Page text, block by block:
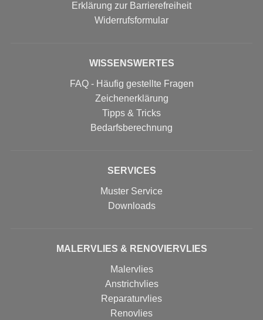
Erklärung zur Barrierefreiheit
Widerrufs­formular
WISSENSWERTES
FAQ - Häufig gestellte Fragen
Zeichenerklärung
Tipps & Tricks
Bedarfsberechnung
SERVICES
Muster Service
Downloads
MALERVLIES & RENOVIERVLIES
Malervlies
Anstrichvlies
Reparaturvlies
Renovlies